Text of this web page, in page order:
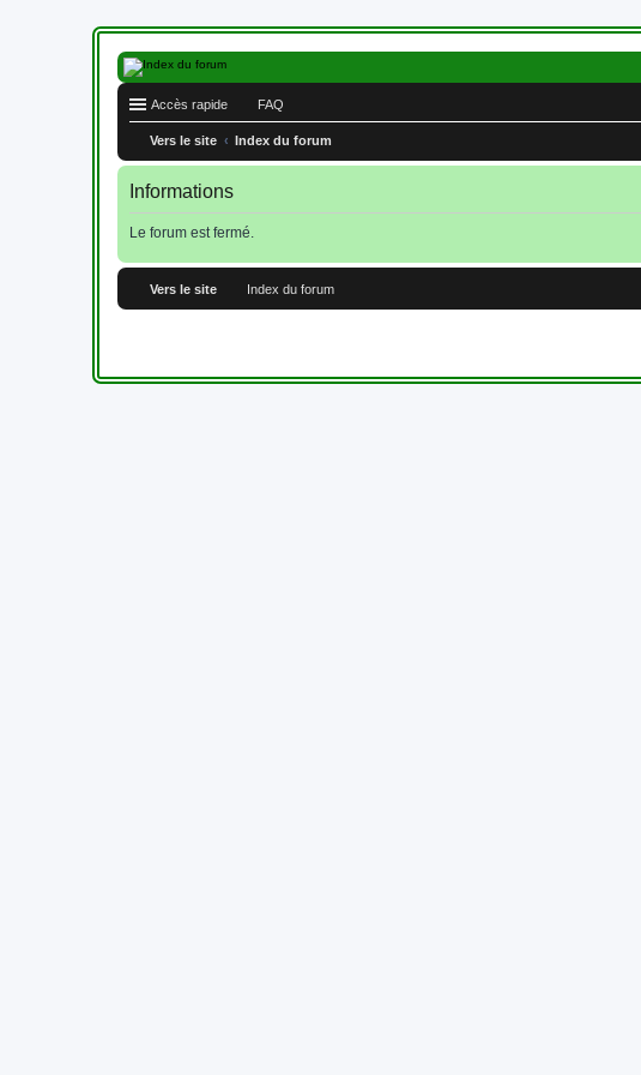
Accès rapide FAQ
Vers le site Index du forum
Informations
Le forum est fermé.
Vers le site Index du forum